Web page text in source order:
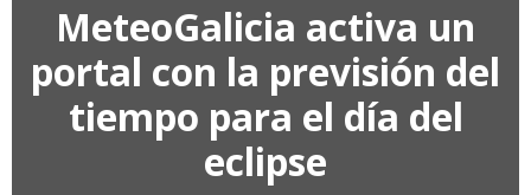
MeteoGalicia activa un
portal con la previsión del
tiempo para el día del
eclipse